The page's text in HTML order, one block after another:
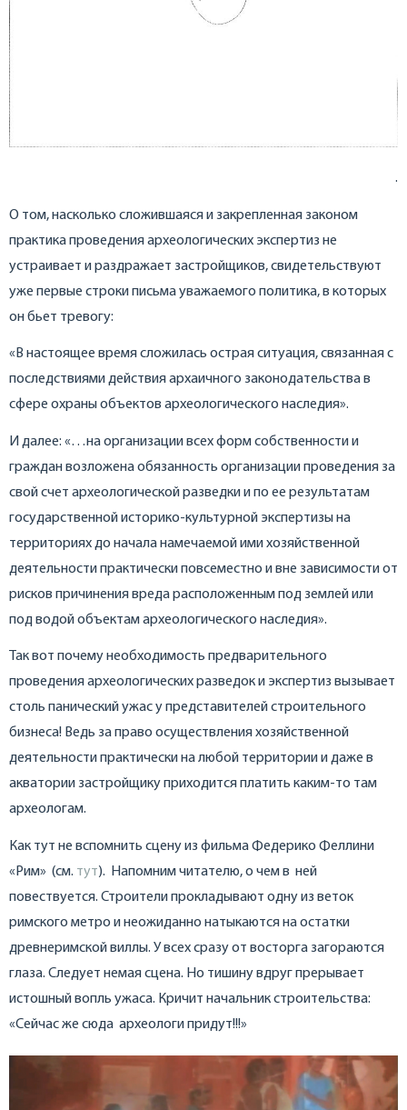
.
О том, насколько сложившаяся и закрепленная законом
практика проведения археологических экспертиз не
устраивает и раздражает застройщиков, свидетельствуют
уже первые строки письма уважаемого политика, в которых
он бьет тревогу:
«В настоящее время сложилась острая ситуация, связанная с
последствиями действия архаичного законодательства в
сфере охраны объектов археологического наследия».
И далее: «…на организации всех форм собственности и
граждан возложена обязанность организации проведения за
свой счет археологической разведки и по ее результатам
государственной историко-культурной экспертизы на
территориях до начала намечаемой ими хозяйственной
деятельности практически повсеместно и вне зависимости от
рисков причинения вреда расположенным под землей или
под водой объектам археологического наследия».
Так вот почему необходимость предварительного
проведения археологических разведок и экспертиз вызывает
столь панический ужас у представителей строительного
бизнеса! Ведь за право осуществления хозяйственной
деятельности практически на любой территории и даже в
акватории застройщику приходится платить каким-то там
археологам.
Как тут не вспомнить сцену из фильма Федерико Феллини
«Рим» (см. тут). Напомним читателю, о чем в ней
повествуется. Строители прокладывают одну из веток
римского метро и неожиданно натыкаются на остатки
древнеримской виллы. У всех сразу от восторга загораются
глаза. Следует немая сцена. Но тишину вдруг прерывает
истошный вопль ужаса. Кричит начальник строительства:
«Сейчас же сюда археологи придут!!!»